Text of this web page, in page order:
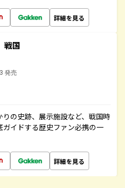
詳細を見る
国
発売
の史跡、展示施設など、戦国時
イドする歴史ファン必携の一
詳細を見る